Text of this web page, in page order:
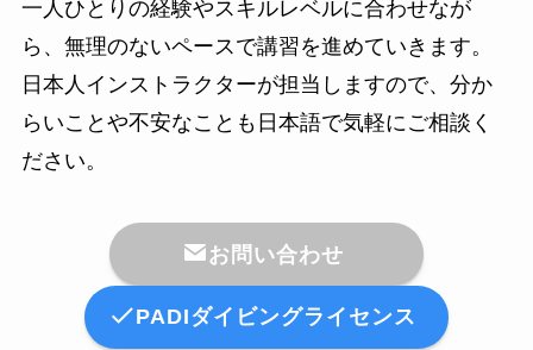
一人ひとりの経験やスキルレベルに合わせなが
ら、無理のないペースで講習を進めていきます。
日本人インストラクターが担当しますので、分か
らいことや不安なことも日本語で気軽にご相談く
ださい。
お問い合わせ
PADIダイビングライセンス